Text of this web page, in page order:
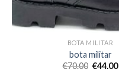
BOTA MILITAR
bota militar
€70.00 €44.00